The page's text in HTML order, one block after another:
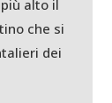
alto il
che si
dei